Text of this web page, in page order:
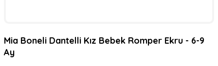
Mia Boneli Dantelli Kız Bebek Romper Ekru - 6-9
Ay